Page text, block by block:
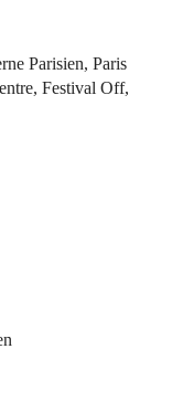
Parisien, Paris
Festival Off,